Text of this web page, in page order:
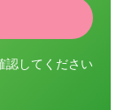
認してください